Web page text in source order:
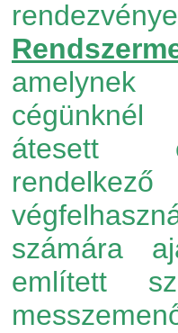
átesett
rendelkező
számára
említett